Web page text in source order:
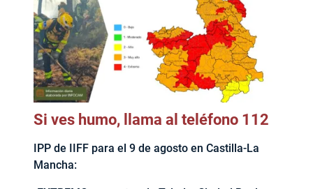
Si ves humo, llama al teléfono 112
IPP de IIFF para el 9 de agosto en Castilla-La
Mancha: